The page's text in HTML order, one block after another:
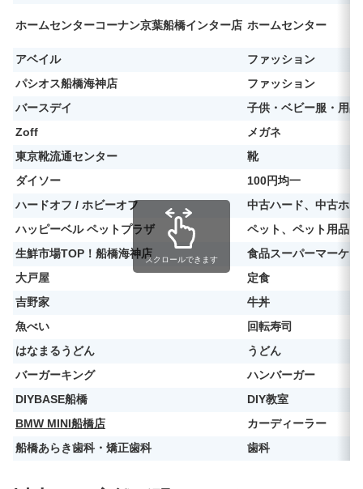
ホームセンターコーナン京葉船橋インター店 ホームセンター
アベイル
ファッション
パシオス船橋海神店
ファッション
バースデイ
子供・ベビー服・用品
Zoff
メガネ
東京靴流通センター
靴
ダイソー
100円均一
ハードオフ / ホビーオフ
中古ハード、中古ホビ
ハッピーベル ペットプラザ
ペット、ペット用品
生鮮市場TOP！船橋海神店
食品スーパーマーケッ
大戸屋
定食
吉野家
牛丼
魚べい
回転寿司
はなまるうどん
うどん
バーガーキング
ハンバーガー
DIYBASE船橋
DIY教室
BMW MINI船橋店
カーディーラー
船橋あらき歯科・矯正歯科
歯科
スクロールできます